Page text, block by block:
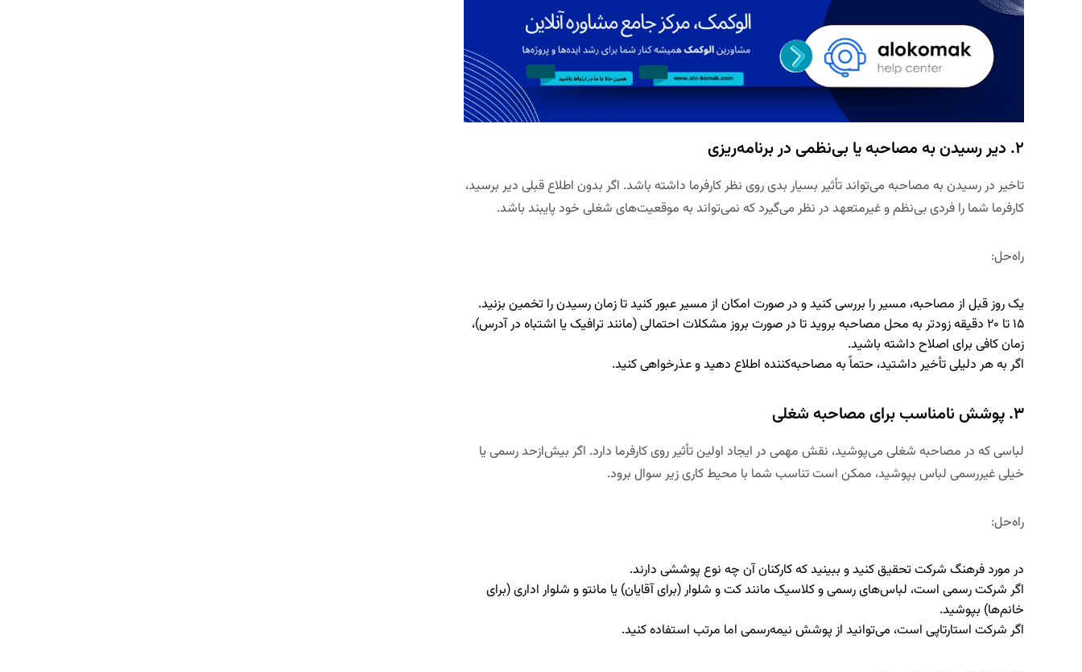
۲. دیر رسیدن به مصاحبه یا بی‌نظمی در برنامه‌ریزی
تاخیر در رسیدن به مصاحبه می‌تواند تأثیر بسیار بدی روی نظر کارفرما داشته باشد. اگر بدون اطلاع قبلی دیر برسید،
کارفرما شما را فردیبی‌نظم و غیرمتعهد در نظر می‌گیرد که نمی‌تواند به موقعیت‌های شغلی خود پایبند باشد.
راه‌حل:
یک روز قبل از مصاحبه، مسیر را بررسی کنیدو در صورت امکان از مسیر عبور کنید تا زمان رسیدن را تخمین بزنید.
۱۵ تا ۲۰ دقیقه زودتر به محل مصاحبه برویدتا در صورت بروز مشکلات احتمالی (مانند ترافیک یا اشتباه در آدرس)،
زمان کافی برای اصلاح داشته باشید.
اگر به هر دلیلی تأخیر داشتید، حتماً به مصاحبه‌کننده اطلاع دهیدو عذرخواهی کنید.
۳. پوشش نامناسب برای مصاحبه شغلی
لباسی که در مصاحبه شغلی می‌پوشید، نقش مهمی در ایجاد اولین تأثیر روی کارفرما دارد. اگر بیش‌ازحد رسمی یا
خیلی غیررسمی لباس بپوشید، ممکن استتناسب شما با محیط کاری زیر سوال برود.
راه‌حل:
در مورد فرهنگ شرکت تحقیق کنیدو ببینید که کارکنان آن چه نوع پوششی دارند.
اگر شرکت رسمی است، لباس‌های رسمی و کلاسیک مانند کت و شلوار (برای آقایان) یا مانتو و شلوار اداری (برای
خانم‌ها) بپوشید.
اگر شرکت استارتاپی است، می‌توانید از پوشش نیمه‌رسمی اما مرتب استفاده کنید.